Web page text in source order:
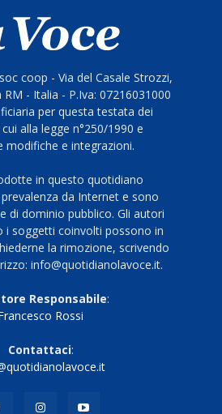
coop - Via del Casale Strozzi,
- Italia - P.Iva: 07216031000
per questa testata dei
alla legge n°250/1990 e
modifiche e integrazioni.
in questo quotidiano
da Internet e sono
di dominio pubblico. Gli autori
i soggetti coinvolti possono in
la rimozione, scrivendo
info@quotidianolavoce.it.
Responsabile:
Rossi
Contattaci: